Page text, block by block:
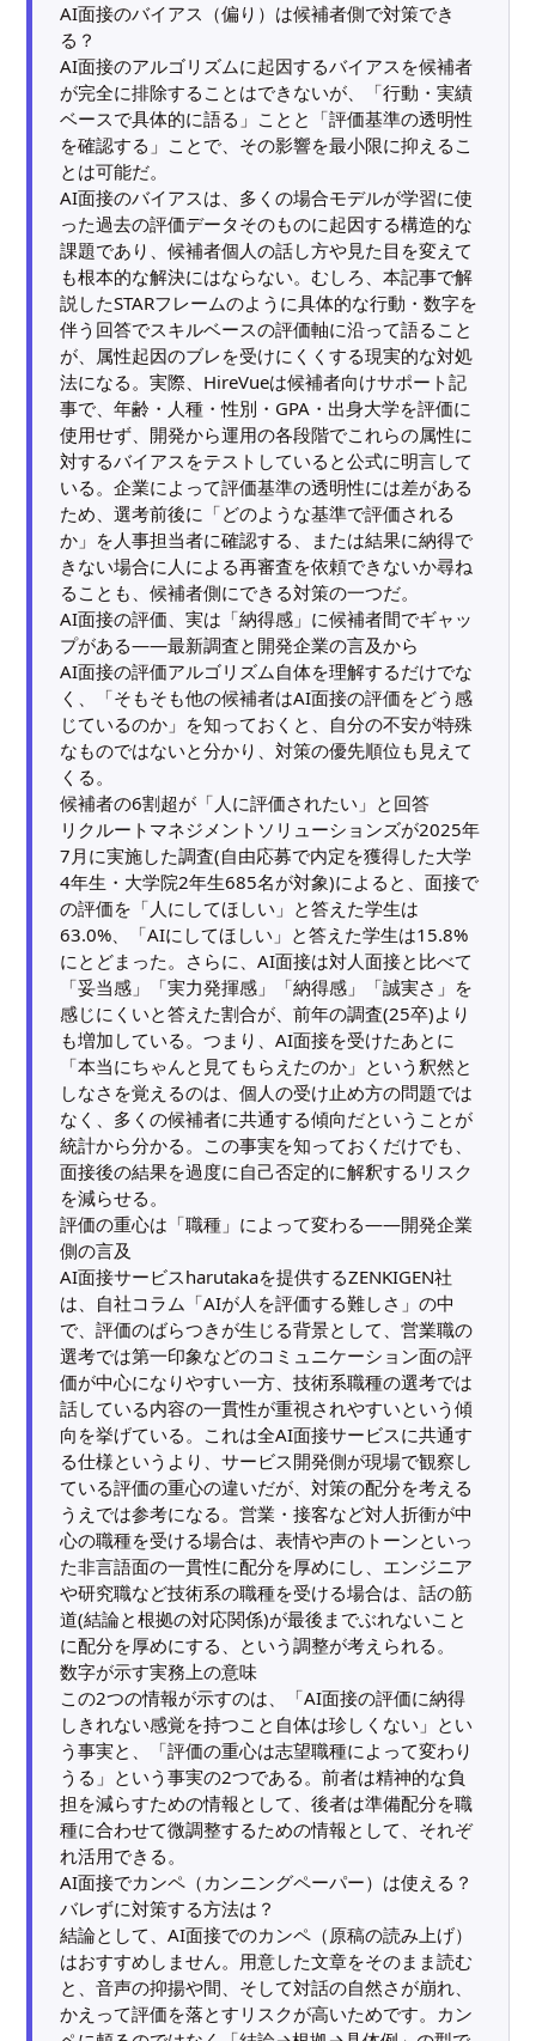
AI面接のバイアス（偏り）は候補者側で対策でき
る？
AI面接のアルゴリズムに起因するバイアスを候補者
が完全に排除することはできないが、「行動・実績
ベースで具体的に語る」ことと「評価基準の透明性
を確認する」ことで、その影響を最小限に抑えるこ
とは可能だ。
AI面接のバイアスは、多くの場合モデルが学習に使
った過去の評価データそのものに起因する構造的な
課題であり、候補者個人の話し方や見た目を変えて
も根本的な解決にはならない。むしろ、本記事で解
説したSTARフレームのように具体的な行動・数字を
伴う回答でスキルベースの評価軸に沿って語ること
が、属性起因のブレを受けにくくする現実的な対処
法になる。実際、HireVueは候補者向けサポート記
事で、年齢・人種・性別・GPA・出身大学を評価に
使用せず、開発から運用の各段階でこれらの属性に
対するバイアスをテストしていると公式に明言して
いる。企業によって評価基準の透明性には差がある
ため、選考前後に「どのような基準で評価される
か」を人事担当者に確認する、または結果に納得で
きない場合に人による再審査を依頼できないか尋ね
ることも、候補者側にできる対策の一つだ。
AI面接の評価、実は「納得感」に候補者間でギャッ
プがある——最新調査と開発企業の言及から
AI面接の評価アルゴリズム自体を理解するだけでな
く、「そもそも他の候補者はAI面接の評価をどう感
じているのか」を知っておくと、自分の不安が特殊
なものではないと分かり、対策の優先順位も見えて
くる。
候補者の6割超が「人に評価されたい」と回答
リクルートマネジメントソリューションズが2025年
7月に実施した調査(自由応募で内定を獲得した大学
4年生・大学院2年生685名が対象)によると、面接で
の評価を「人にしてほしい」と答えた学生は
63.0%、「AIにしてほしい」と答えた学生は15.8%
にとどまった。さらに、AI面接は対人面接と比べて
「妥当感」「実力発揮感」「納得感」「誠実さ」を
感じにくいと答えた割合が、前年の調査(25卒)より
も増加している。つまり、AI面接を受けたあとに
「本当にちゃんと見てもらえたのか」という釈然と
しなさを覚えるのは、個人の受け止め方の問題では
なく、多くの候補者に共通する傾向だということが
統計から分かる。この事実を知っておくだけでも、
面接後の結果を過度に自己否定的に解釈するリスク
を減らせる。
評価の重心は「職種」によって変わる——開発企業
側の言及
AI面接サービスharutakaを提供するZENKIGEN社
は、自社コラム「AIが人を評価する難しさ」の中
で、評価のばらつきが生じる背景として、営業職の
選考では第一印象などのコミュニケーション面の評
価が中心になりやすい一方、技術系職種の選考では
話している内容の一貫性が重視されやすいという傾
向を挙げている。これは全AI面接サービスに共通す
る仕様というより、サービス開発側が現場で観察し
ている評価の重心の違いだが、対策の配分を考える
うえでは参考になる。営業・接客など対人折衝が中
心の職種を受ける場合は、表情や声のトーンといっ
た非言語面の一貫性に配分を厚めにし、エンジニア
や研究職など技術系の職種を受ける場合は、話の筋
道(結論と根拠の対応関係)が最後までぶれないこと
に配分を厚めにする、という調整が考えられる。
数字が示す実務上の意味
この2つの情報が示すのは、「AI面接の評価に納得
しきれない感覚を持つこと自体は珍しくない」とい
う事実と、「評価の重心は志望職種によって変わり
うる」という事実の2つである。前者は精神的な負
担を減らすための情報として、後者は準備配分を職
種に合わせて微調整するための情報として、それぞ
れ活用できる。
AI面接でカンペ（カンニングペーパー）は使える？
バレずに対策する方法は？
結論として、AI面接でのカンペ（原稿の読み上げ）
はおすすめしません。用意した文章をそのまま読む
と、音声の抑揚や間、そして対話の自然さが崩れ、
かえって評価を落とすリスクが高いためです。カン